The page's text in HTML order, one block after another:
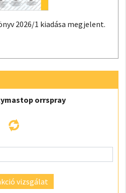
2026/1 kiadása megjelent.
orrspray
vizsgálat